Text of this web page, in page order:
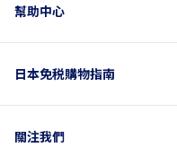
幫助中心
日本免税購物指南
關注我們